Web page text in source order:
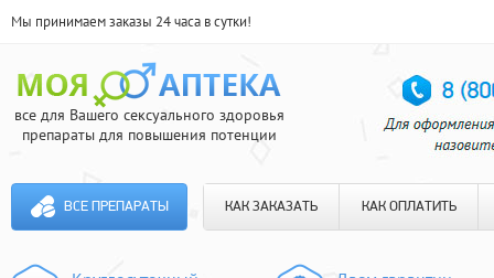
Мы принимаем заказы 24 часа в сутки!
все для Вашего сексуального здоровья
препараты для повышения потенции
ВСЕ ПРЕПАРАТЫ КАК ЗАКАЗАТЬ КАК ОПЛАТИТЬ